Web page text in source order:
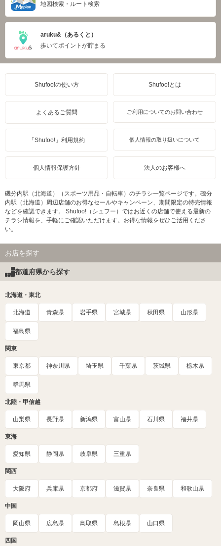
地図検索・ルート検索
aruku&（あるくと）
歩いてポイントが貯まる
Shufoo!の使い方 Shufoo!とは
よくあるご質問 ご利用についてのお問い合わせ
「Shufoo!」利用規約 個人情報の取り扱いについて
個人情報保護方針 法人のお客様へ
磯分内駅（北海道）（スポーツ用品・自転車）のチラシ一覧ページです。磯分
内駅（北海道）周辺店舗のお得なセールやキャンペーン、期間限定の特売情報
などを確認できます。 Shufoo!（シュフー）ではお近くの店舗で使える最新の
チラシ情報を、手軽にご確認いただけます。お得な情報をぜひご活用くださ
い。
お店を探す
都道府県から探す
北海道・東北
北海道 青森県 岩手県 宮城県 秋田県 山形県
福島県
関東
東京都 神奈川県 埼玉県 千葉県 茨城県 栃木県
群馬県
北陸・甲信越
山梨県 長野県 新潟県 富山県 石川県 福井県
東海
愛知県 静岡県 岐阜県 三重県
関西
大阪府 兵庫県 京都府 滋賀県 奈良県 和歌山県
中国
岡山県 広島県 鳥取県 島根県 山口県
四国